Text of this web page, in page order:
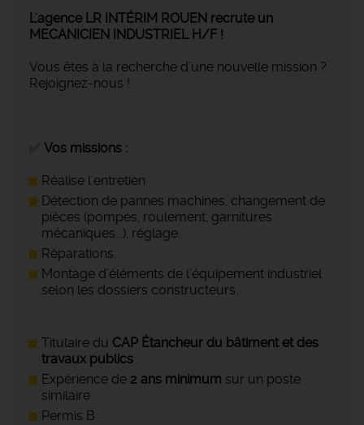
L'agence LR INTÉRIM ROUEN recrute un
MECANICIEN INDUSTRIEL H/F !
Vous êtes à la recherche d’une nouvelle mission ?
Rejoignez-nous !
✅ Vos missions :
Réalise l'entretien
Détection de pannes machines, changement de
pièces (pompes, roulement, garnitures
mécaniques...), réglage.
Réparations.
Montage d’éléments de l’équipement industriel
selon les dossiers constructeurs.
Titulaire du CAP Étancheur du bâtiment et des
travaux publics
Expérience de 2 ans minimum sur un poste
similaire
Permis B